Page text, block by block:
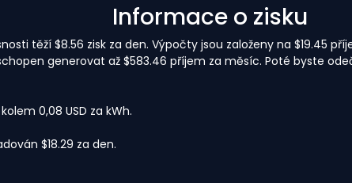
Informace o zisku
těží $8.56 zisk za den. Výpočty jsou založeny na $19.45
generovat až $583.46 příjem za měsíc. Poté byste
0,08 USD za kWh.
$18.29 za den.